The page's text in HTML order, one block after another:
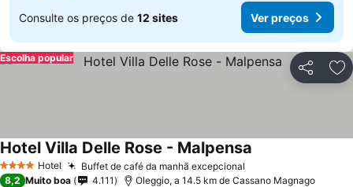
Consulte os preços de 12 sites Ver preços
Partilhar
Escolha popular
4 EstrelasHotel Buffet de café da manhã excepcional
Hotel Villa Delle Rose - Malpensa
8,2 Muito boa 4.111 Oleggio, a 14.5 km de Cassano Magnago